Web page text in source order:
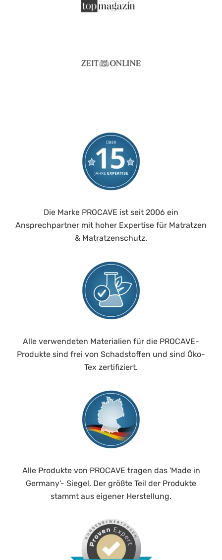
Die Marke PROCAVE ist seit 2006 ein
Ansprechpartner mit hoher Expertise für Matratzen
& Matratzenschutz.
Alle verwendeten Materialien für die PROCAVE-
Produkte sind frei von Schadstoffen und sind Öko-
Tex zertifiziert.
Alle Produkte von PROCAVE tragen das 'Made in
Germany'- Siegel. Der größte Teil der Produkte
stammt aus eigener Herstellung.